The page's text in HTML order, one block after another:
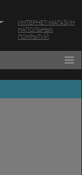
ИНТЕРНЕТ-МАГАЗИН
НАПОЛЬНЫХ
ПОКРЫТИЙ